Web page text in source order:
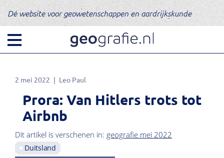
Dé website voor geowetenschappen en aardrijkskunde
2 mei 2022 Leo Paul
Prora: Van Hitlers trots tot
Airbnb
Dit artikel is verschenen in: geografie mei 2022
Duitsland